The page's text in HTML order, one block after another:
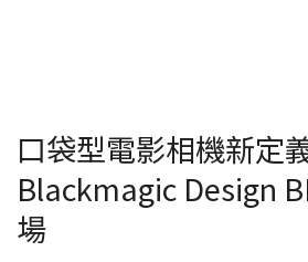
口袋型電影相機新定
Blackmagic Design
場